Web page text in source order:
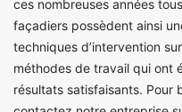
ces nombreuses années
façadiers possèdent ainsi
techniques d’intervention
méthodes de travail qui ont
résultats satisfaisants. Pour